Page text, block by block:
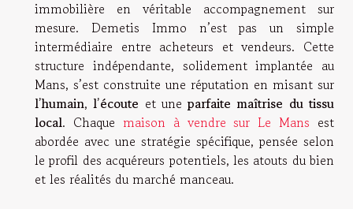
immobilière en véritable accompagnement sur
mesure. Demetis Immo n’est pas un simple
intermédiaire entre acheteurs et vendeurs. Cette
structure indépendante, solidement implantée au
Mans, s’est construite une réputation en misant sur
l’humain,l’écoute et uneparfaite maîtrise du tissu
local. Chaque maison à vendre sur Le Mans est
abordée avec une stratégie spécifique, pensée selon
le profil des acquéreurs potentiels, les atouts du bien
et les réalités du marché manceau.